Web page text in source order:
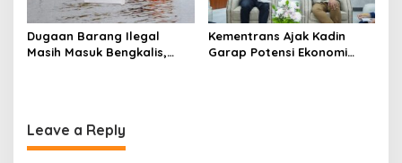
Dugaan Barang Ilegal
Masih Masuk Bengkalis,
Kementrans Ajak Kadin
Garap Potensi Ekonomi
Leave a Reply